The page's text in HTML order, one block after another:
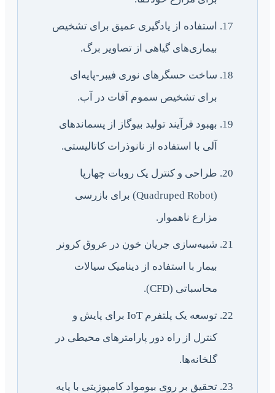
استفاده از یادگیری عمیق برای تشخیص
بیماری‌های گیاهی از تصاویر برگ.
ساخت حسگرهای نوری فیبر-پایه‌ای
برای تشخیص سموم آفات در آب.
بهبود فرآیند تولید بیوگاز از پسماندهای
آلی با استفاده از نانوذرات کاتالیستی.
طراحی و کنترل یک روبات چهارپا
(Quadruped Robot) برای بازرسی
مزارع ناهموار.
شبیه‌سازی جریان خون در عروق کرونر
بیمار با استفاده از دینامیک سیالات
محاسباتی (CFD).
توسعه یک پلتفرم IoT برای پایش و
کنترل از راه دور پارامترهای محیطی در
گلخانه‌ها.
تحقیق بر روی بیومواد کامپوزیتی با پایه